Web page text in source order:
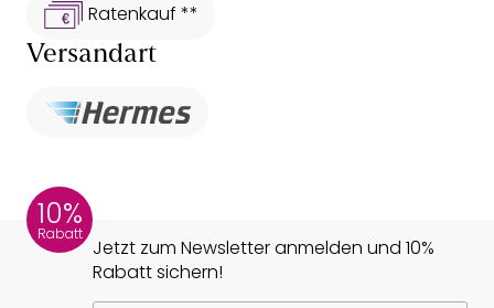
Ratenkauf **
Versandart
10%
Rabatt
Jetzt zum Newsletter anmelden und 10%
Rabatt sichern!